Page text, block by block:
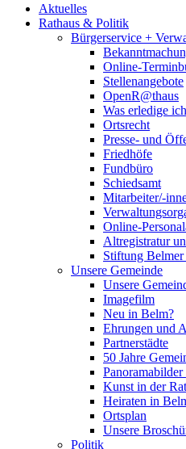
Aktuelles
Rathaus & Politik
Bürgerservice +
Online-
Stellenangebote
OpenR@thaus
Was erledige
Ortsrecht
Presse- und
Friedhöfe
Fundbüro
Schiedsamt
Mitarbeiter/-
Online-
Altregistratur
Stiftung
Unsere Gemeinde
Unsere
Imagefilm
Neu in Belm?
Ehrungen und
Partnerstädte
50 Jahre
Kunst in der
Heiraten in
Ortsplan
Unsere
Politik